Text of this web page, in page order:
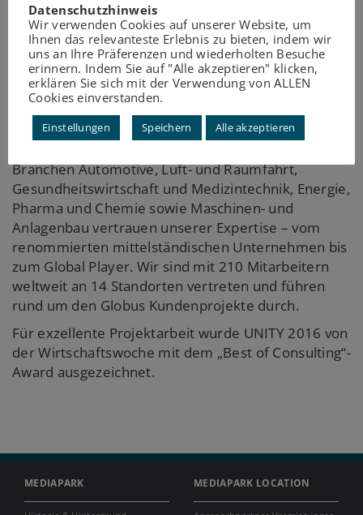
UNITY ist die Managementberatung für
zukunftsorientierte Unternehmensgestaltung. Wir
steigern die Innovationskraft und die operative
Exzellenz unserer Kunden. Gemeinsam mit ihnen
führen wir Projekte zum Erfolg. Unsere Kunden
profitieren von mehr als 20 Jahren
Branchen Automotive, Luft- und Raumfahrt,
Gesundheitswirtschaft und Medizintechnik, Energie,
Pharma und Chemie sowie Maschinen- und
Anlagenbau vertrauen unserer Expertise – vom
renommierten mittelständischen Unternehmen bis
zum Global Player. Wir sind mit 210 Mitarbeitern
weltweit an 14 Standorten vertreten und führen
rund um den Globus Kundenprojekte durch.
Für exzellente Projektarbeit wurde UNITY 2016 von
der Wirtschaftswoche mit dem „Best of Consulting“-
Award ausgezeichnet.
MEDIAPARK MEDIAPARK LOCATION
Datenschutzhinweis
Wir verwenden Cookies auf unserer Website, um
Ihnen das relevanteste Erlebnis zu bieten, indem wir
uns an Ihre Präferenzen und wiederholten Besuche
erinnern. Indem Sie auf "Alle akzeptieren" klicken,
erklären Sie sich mit der Verwendung von ALLEN
Cookies einverstanden.
Einstellungen Speichern Alle akzeptieren